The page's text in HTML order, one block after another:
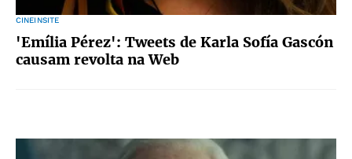
CINEINSITE
'Emília Pérez': Tweets de Karla Sofía Gascón
causam revolta na Web